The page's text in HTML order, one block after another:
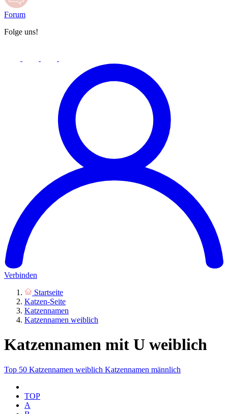
Forum
Folge uns!
Verbinden
Startseite
Katzen-Seite
Katzennamen
Katzennamen weiblich
Katzennamen mit U weiblich
Top 50 Katzennamen weiblich Katzennamen männlich
TOP
A